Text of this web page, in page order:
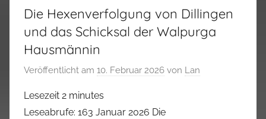
Die Hexenverfolgung von Dillingen
und das Schicksal der Walpurga
Hausmännin
Veröffentlicht am 10. Februar 2026 von Lan
Lesezeit 2 minutes
Leseabrufe: 163 Januar 2026 Die